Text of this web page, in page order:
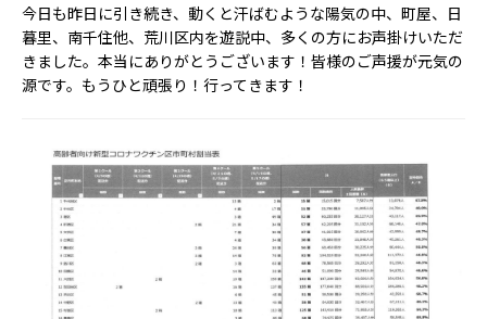
今日も昨日に引き続き、動くと汗ばむような陽気の中、町屋、日
暮里、南千住他、荒川区内を遊説中、多くの方にお声掛けいただ
きました。本当にありがとうございます！皆様のご声援が元気の
源です。もうひと頑張り！行ってきます！